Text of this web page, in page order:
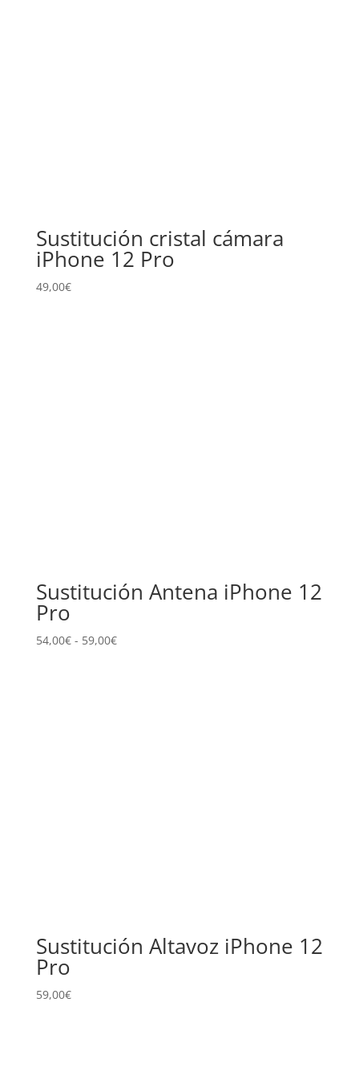
Sustitución cristal cámara
iPhone 12 Pro
49,00€
Sustitución Antena iPhone 12
Pro
54,00€ - 59,00€Rango
Sustitución Altavoz iPhone 12
Pro
59,00€